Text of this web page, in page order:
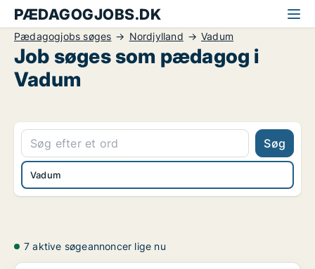
PÆDAGOGJOBS.DK
Pædagogjobs søges Nordjylland Vadum
Job søges som pædagog i
Vadum
Søg
Vadum
7 aktive søgeannoncer lige nu